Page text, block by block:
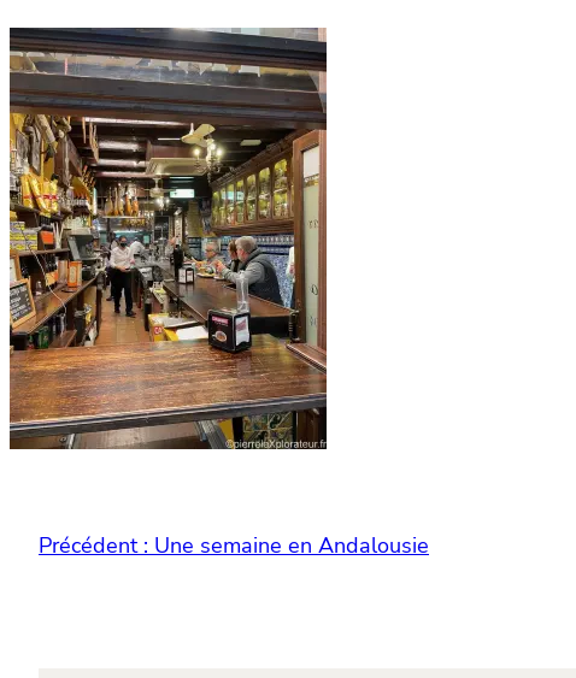
Précédent : Une semaine en Andalousie